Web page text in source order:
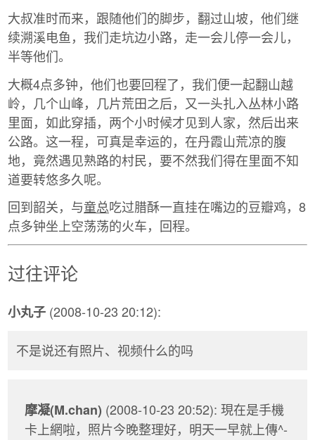
大叔准时而来，跟随他们的脚步，翻过山坡，他们继
续溯溪电鱼，我们走坑边小路，走一会儿停一会儿，
半等他们。
大概4点多钟，他们也要回程了，我们便一起翻山越
岭，几个山峰，几片荒田之后，又一头扎入丛林小路
里面，如此穿插，两个小时候才见到人家，然后出来
公路。这一程，可真是幸运的，在丹霞山荒凉的腹
地，竟然遇见熟路的村民，要不然我们得在里面不知
道要转悠多久呢。
回到韶关，与童总吃过腊酥一直挂在嘴边的豆瓣鸡，8
点多钟坐上空荡荡的火车，回程。
过往评论
小丸子 (2008-10-23 20:12):
不是说还有照片、视频什么的吗
摩凝(M.chan) (2008-10-23 20:52): 現在是手機
卡上網啦，照片今晚整理好，明天一早就上傳^-